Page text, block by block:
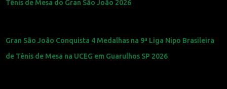
Tênis de Mesa do Gran São João 2026
Gran São João Conquista 4 Medalhas na 9ª Liga Nipo Brasileira
de Tênis de Mesa na UCEG em Guarulhos SP 2026